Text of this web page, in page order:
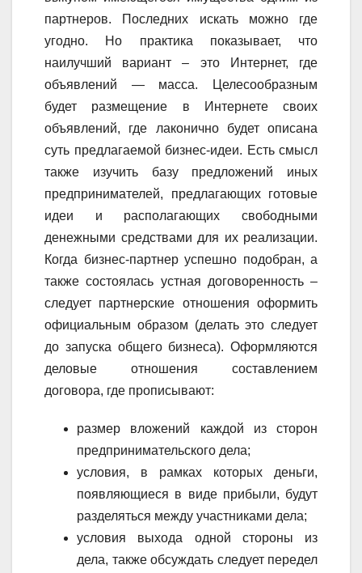
партнеров. Последних искать можно где
угодно. Но практика показывает, что
наилучший вариант – это Интернет, где
объявлений — масса. Целесообразным
будет размещение в Интернете своих
объявлений, где лаконично будет описана
суть предлагаемой бизнес-идеи. Есть смысл
также изучить базу предложений иных
предпринимателей, предлагающих готовые
идеи и располагающих свободными
денежными средствами для их реализации.
Когда бизнес-партнер успешно подобран, а
также состоялась устная договоренность –
следует партнерские отношения оформить
официальным образом (делать это следует
до запуска общего бизнеса). Оформляются
деловые отношения составлением
договора, где прописывают:
размер вложений каждой из сторон
предпринимательского дела;
условия, в рамках которых деньги,
появляющиеся в виде прибыли, будут
разделяться между участниками дела;
условия выхода одной стороны из
дела, также обсуждать следует передел